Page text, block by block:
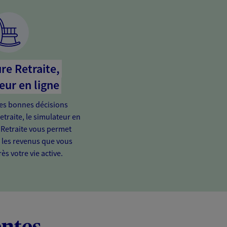
Retraite,
en ligne
bonnes décisions
le simulateur en
vous permet
revenus que vous
votre vie active.